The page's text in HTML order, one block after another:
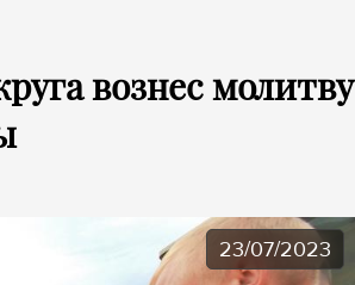
вознес молитву
23/07/2023